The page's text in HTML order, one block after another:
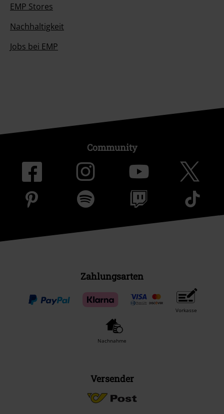
EMP Stores
Nachhaltigkeit
Jobs bei EMP
Community
Zahlungsarten
Vorkasse
Nachnahme
Versender